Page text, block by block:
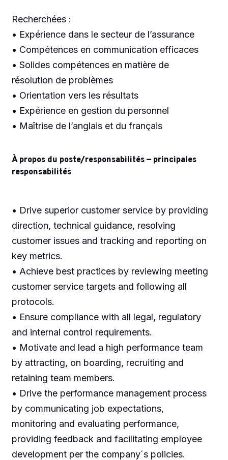
Recherchées :
• Expérience dans le secteur de l’assurance
• Compétences en communication efficaces
• Solides compétences en matière de
résolution de problèmes
• Orientation vers les résultats
• Expérience en gestion du personnel
• Maîtrise de l’anglais et du français
À propos du poste/responsabilités — principales
responsabilités
• Drive superior customer service by providing
direction, technical guidance, resolving
customer issues and tracking and reporting on
key metrics.
• Achieve best practices by reviewing meeting
customer service targets and following all
protocols.
• Ensure compliance with all legal, regulatory
and internal control requirements.
• Motivate and lead a high performance team
by attracting, on boarding, recruiting and
retaining team members.
• Drive the performance management process
by communicating job expectations,
monitoring and evaluating performance,
providing feedback and facilitating employee
development per the company´s policies.